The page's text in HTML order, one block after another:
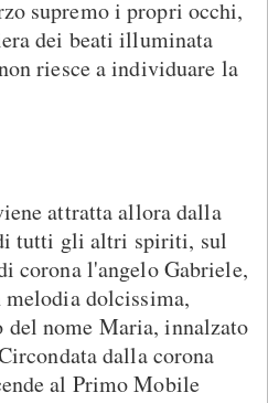
supremo i propri occhi,
dei beati illuminata
riesce a individuare la
attratta allora dalla
tutti gli altri spiriti, sul
corona l'angelo Gabriele,
dolcissima,
del nome Maria, innalzato
dalla corona
al Primo Mobile